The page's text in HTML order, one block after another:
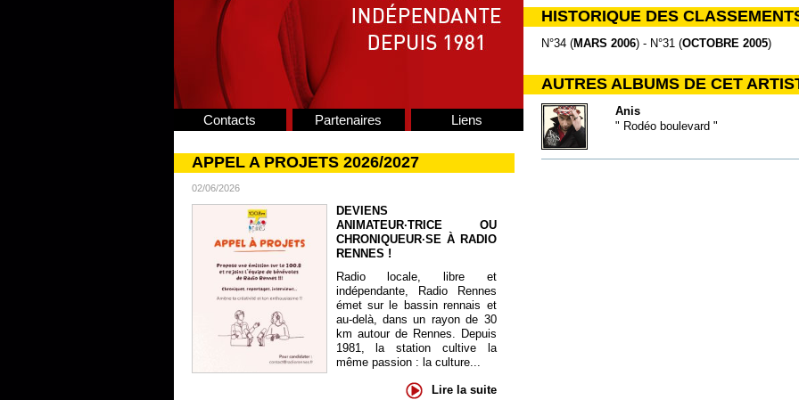
Contacts Partenaires Liens
APPEL A PROJETS 2026/2027
02/06/2026
DEVIENS
ANIMATEUR·TRICE OU
CHRONIQUEUR·SE À RADIO
RENNES !
Radio locale, libre et
indépendante, Radio Rennes
émet sur le bassin rennais et
au-delà, dans un rayon de 30
km autour de Rennes. Depuis
1981, la station cultive la
même passion : la culture...
Lire la suite
HISTORIQUE DES
N°34 (MARS 2006) - N°31 (OCTOBRE 2005)
AUTRES ALBUMS DE CET
Anis
" Rodéo boulevard "